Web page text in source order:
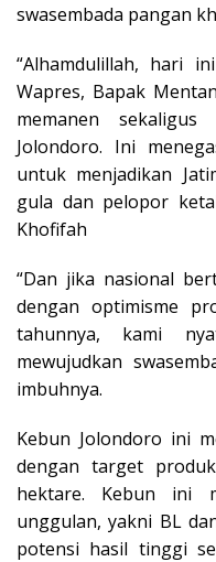
swasembada pangan
“Alhamdulillah, hari
Wapres, Bapak
memanen
Jolondoro. Ini
untuk menjadikan
gula dan pelopor
Khofifah
“Dan jika nasional
dengan optimisme
tahunnya, kami
mewujudkan
imbuhnya.
Kebun Jolondoro ini
dengan target
hektare. Kebun ini
unggulan, yakni BL
potensi hasil tinggi